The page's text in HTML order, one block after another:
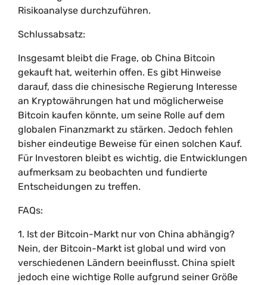
Risikoanalyse durchzuführen.
Schlussabsatz:
Insgesamt bleibt die Frage, ob China Bitcoin
gekauft hat, weiterhin offen. Es gibt Hinweise
darauf, dass die chinesische Regierung Interesse
an Kryptowährungen hat und möglicherweise
Bitcoin kaufen könnte, um seine Rolle auf dem
globalen Finanzmarkt zu stärken. Jedoch fehlen
bisher eindeutige Beweise für einen solchen Kauf.
Für Investoren bleibt es wichtig, die Entwicklungen
aufmerksam zu beobachten und fundierte
Entscheidungen zu treffen.
FAQs:
1. Ist der Bitcoin-Markt nur von China abhängig?
Nein, der Bitcoin-Markt ist global und wird von
verschiedenen Ländern beeinflusst. China spielt
jedoch eine wichtige Rolle aufgrund seiner Größe